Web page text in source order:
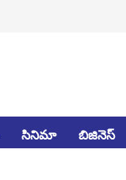
సినిమా బిజినెస్